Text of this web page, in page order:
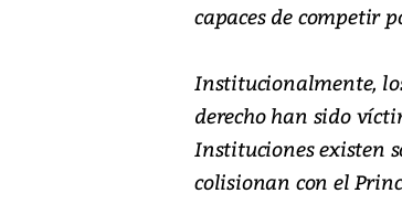
capaces de competir
Institucionalmente,
derecho han sido
Instituciones existen
colisionan con el